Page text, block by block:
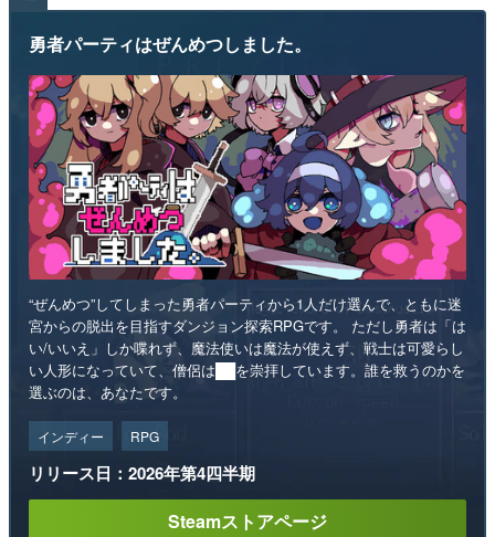
勇者パーティはぜんめつしました。
“ぜんめつ”してしまった勇者パーティから1人だけ選んで、ともに迷
宮からの脱出を目指すダンジョン探索RPGです。 ただし勇者は「は
い/いいえ」しか喋れず、魔法使いは魔法が使えず、戦士は可愛らし
い人形になっていて、僧侶は██を崇拝しています。誰を救うのかを
選ぶのは、あなたです。
インディー RPG
リリース日：2026年第4四半期
Steamストアページ